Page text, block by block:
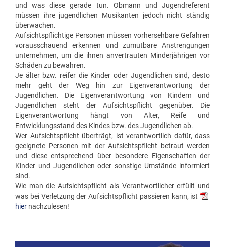
und was diese gerade tun. Obmann und Jugendreferent
müssen ihre jugendlichen Musikanten jedoch nicht ständig
überwachen.
Aufsichtspflichtige Personen müssen vorhersehbare Gefahren
vorausschauend erkennen und zumutbare Anstrengungen
unternehmen, um die ihnen anvertrauten Minderjährigen vor
Schäden zu bewahren.
Je älter bzw. reifer die Kinder oder Jugendlichen sind, desto
mehr geht der Weg hin zur Eigenverantwortung der
Jugendlichen. Die Eigenverantwortung von Kindern und
Jugendlichen steht der Aufsichtspflicht gegenüber. Die
Eigenverantwortung hängt von Alter, Reife und
Entwicklungsstand des Kindes bzw. des Jugendlichen ab.
Wer Aufsichtspflicht überträgt, ist verantwortlich dafür, dass
geeignete Personen mit der Aufsichtspflicht betraut werden
und diese entsprechend über besondere Eigenschaften der
Kinder und Jugendlichen oder sonstige Umstände informiert
sind.
Wie man die Aufsichtspflicht als Verantwortlicher erfüllt und
was bei Verletzung der Aufsichtspflicht passieren kann, ist
hier nachzulesen!